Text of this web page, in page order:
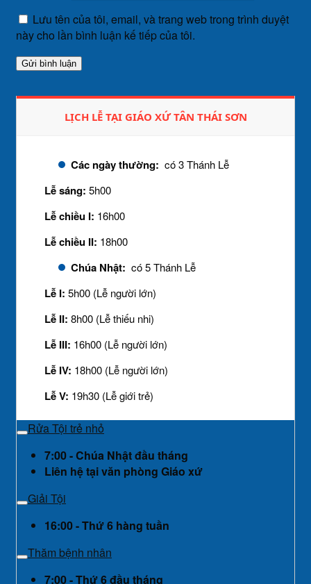
Lưu tên của tôi, email, và trang web trong trình duyệt
này cho lần bình luận kế tiếp của tôi.
LỊCH LỄ TẠI GIÁO XỨ TÂN THÁI SƠN
Các ngày thường: có 3 Thánh Lễ
Lễ sáng: 5h00
Lễ chiều I: 16h00
Lễ chiều II: 18h00
Chúa Nhật: có 5 Thánh Lễ
Lễ I: 5h00 (Lễ người lớn)
Lễ II: 8h00 (Lễ thiếu nhi)
Lễ III: 16h00 (Lễ người lớn)
Lễ IV: 18h00 (Lễ người lớn)
Lễ V: 19h30 (Lễ giới trẻ)
Rửa Tội trẻ nhỏ
7:00 - Chúa Nhật đầu tháng
Liên hệ tại văn phòng Giáo xứ
Giải Tội
16:00 - Thứ 6 hàng tuần
Thăm bệnh nhân
7:00 - Thứ 6 đầu tháng